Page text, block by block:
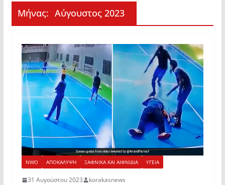
Μήνας: Αύγουστος 2023
NWO ΑΠΟΚΑΛΥΨΗ ΞΑΦΝΙΚΑ ΚΑΙ ΑΙΦΝΙΔΙΑ ΥΓΕΙΑ
31 Αυγούστου 2023 korakasnews